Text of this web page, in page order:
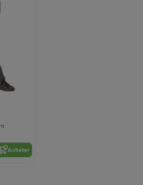
Acheter